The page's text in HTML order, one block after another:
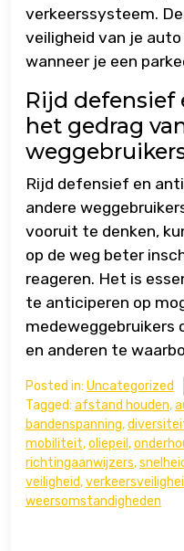
verkeerssysteem.
veiligheid van je
wanneer je een
Rijd defensief
het gedrag
Rijd defensief en
andere
vooruit te denken,
op de weg beter
reageren. Het is
te anticiperen op
medeweggebruikers
en anderen te
Posted in: Uncategorized
Tagged: afstand houden,
bandenspanning,
mobiliteit,oliepeil ,
richtingaanwijzers,
veiligheid,
weersomstandigheden